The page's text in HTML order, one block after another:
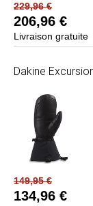
229,96 €
206,96 €
Livraison gratuite
Dakine
149,95 €
134,96 €